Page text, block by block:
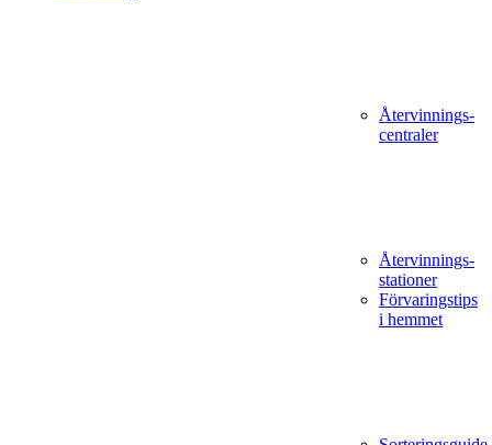
Återvinnings­
centraler
Återvinnings­
stationer
Förvaringstips
i hemmet